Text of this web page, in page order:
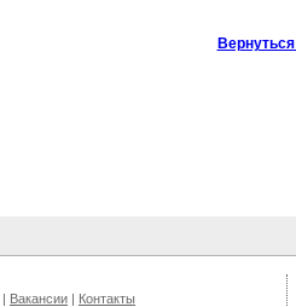
| Вакансии | Контакты